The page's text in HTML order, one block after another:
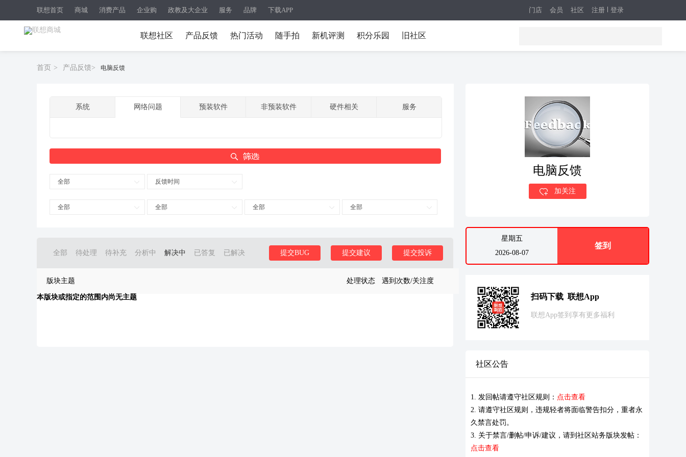
联想首页 商城 消费产品 企业购 政教及大企业 服务 品牌 下载APP 注册 登录
门店 会员 社区
联想社区 产品反馈 热门活动 随手拍 新机评测 积分乐园 旧社区
首页 > 产品反馈> 电脑反馈
系统 网络问题 预装软件 非预装软件 硬件相关 服务
全部 反馈时间
全部 全部 全部 全部
全部 待处理 待补充 分析中 解决中 已答复 已解决 提交投诉
提交建议
提交BUG
版块主题 处理状态 遇到次数/关注度
本版块或指定的范围内尚无主题
电脑反馈
加关注
星期五
2026-08-07
签到
扫码下载 联想App
联想App签到享有更多福利
社区公告
1. 发回帖请遵守社区规则： 点击查看
2. 请遵守社区规则，违规轻者将面临警告扣分，重者永
久禁言处罚。
3. 关于禁言/删帖/申诉/建议，请到社区站务版块发帖：
点击查看